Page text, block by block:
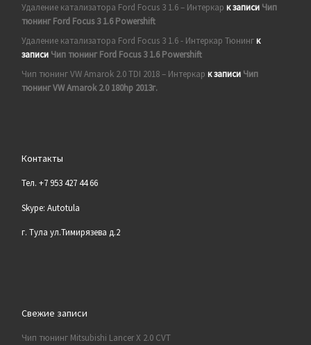
Удаление катализатора Ford Focus 3 1.6 – Интеркар к записи Чип
тюнинг Ford Focus 3 1.6 Powershift
Удаление катализатора Ford Focus 3 1.6 - Интеркар Тюнингк
записи Чип тюнинг Ford Focus 3 1.6 Powershift
Чип тюнинг VW Amarok 2.0 TDI 2018 – Интеркар к записи Чип
тюнинг VW Amarok 2.0 180hp 2013г.
Контакты
Тел. +7 953 427 44 66
Skype: Autotula
г. Тула ул.Тимирязева д.2
Свежие записи
Чип тюнинг Mitsubishi Lancer X 2.0 CVT